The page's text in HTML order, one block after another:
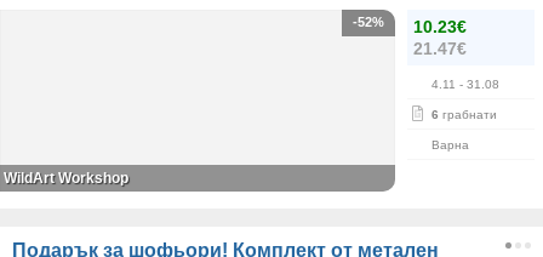
10.23€
21.47€
4.11 - 31.08
6 грабнати
Варна
-52%
WildArt Workshop
Подарък за шофьори! Комплект от метален